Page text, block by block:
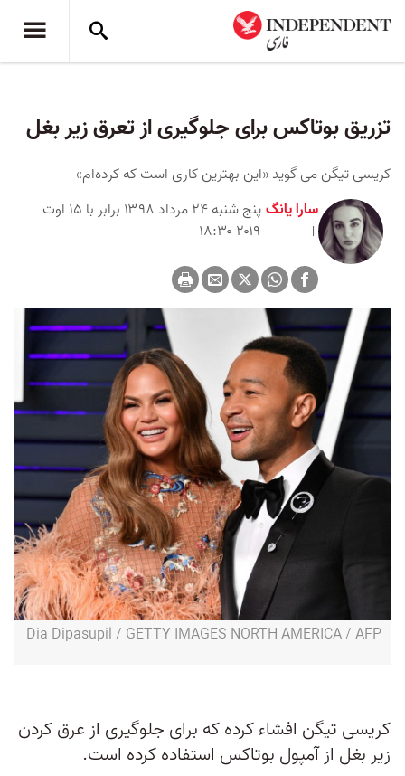
تزریق بوتاکس برای جلوگیری از تعرق زیر بغل
کریسی تیگن می گوید «این بهترین کاری است که کرده‌ام»
سارا یانگ
پنج شنبه ۲۴ مرداد ۱۳۹۸ برابر با ۱۵ اوت
۲۰۱۹ ۱۸:۳۰
Dia Dipasupil / GETTY IMAGES NORTH AMERICA / AFP
کریسی تیگن افشاء کرده که برای جلوگیری از عرق کردن
زیر بغل از آمپول بوتاکس استفاده کرده است.